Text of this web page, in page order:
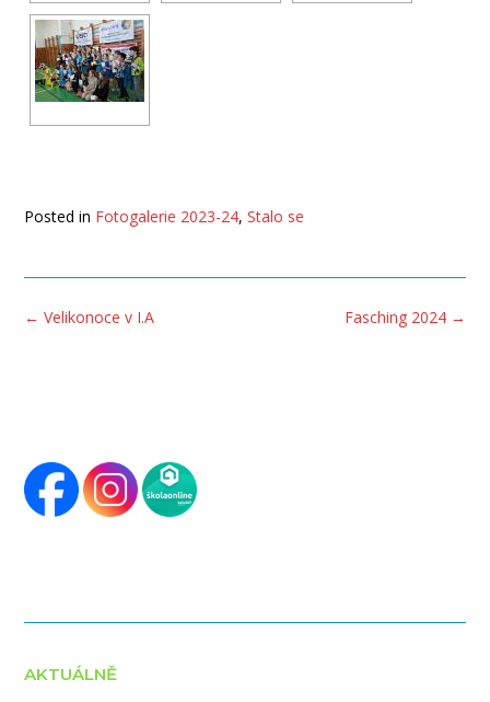
Posted in Fotogalerie 2023-24, Stalo se
Post
Fasching 2024 →
← Velikonoce v I.A
AKTUÁLNĚ